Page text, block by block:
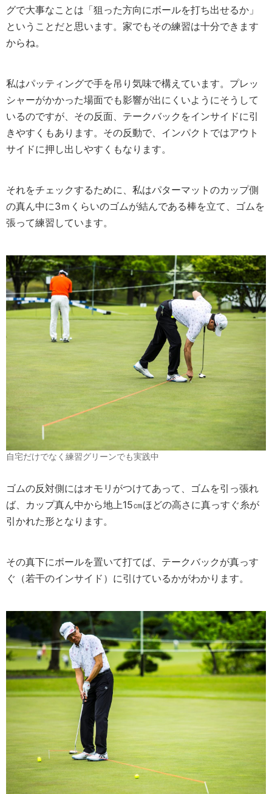
グで大事なことは「狙った方向にボールを打ち出せるか」
ということだと思います。家でもその練習は十分できます
からね。
私はパッティングで手を吊り気味で構えています。プレッ
シャーがかかった場面でも影響が出にくいようにそうして
いるのですが、その反面、テークバックをインサイドに引
きやすくもあります。その反動で、インパクトではアウト
サイドに押し出しやすくもなります。
それをチェックするために、私はパターマットのカップ側
の真ん中に3ｍくらいのゴムが結んである棒を立て、ゴムを
張って練習しています。
自宅だけでなく練習グリーンでも実践中
ゴムの反対側にはオモリがつけてあって、ゴムを引っ張れ
ば、カップ真ん中から地上15㎝ほどの高さに真っすぐ糸が
引かれた形となります。
その真下にボールを置いて打てば、テークバックが真っす
ぐ（若干のインサイド）に引けているかがわかります。